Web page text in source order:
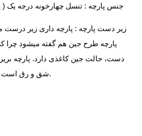
پارچه طرح جین هم گفته میشود چرا که
دست، حالت جین کاغذی دارد. پارچه
شق و رق است اما لطافت خودش را دارد.